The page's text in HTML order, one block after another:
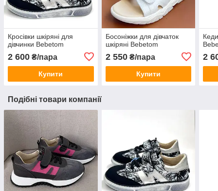
Кросівки шкіряні для
дівчинки Bebetom
2 600 ₴/пара
Купити
Босоніжки для дівчаток
шкіряні Bebetom
2 550₴/пара
Купити
2
Подібні товари компанії